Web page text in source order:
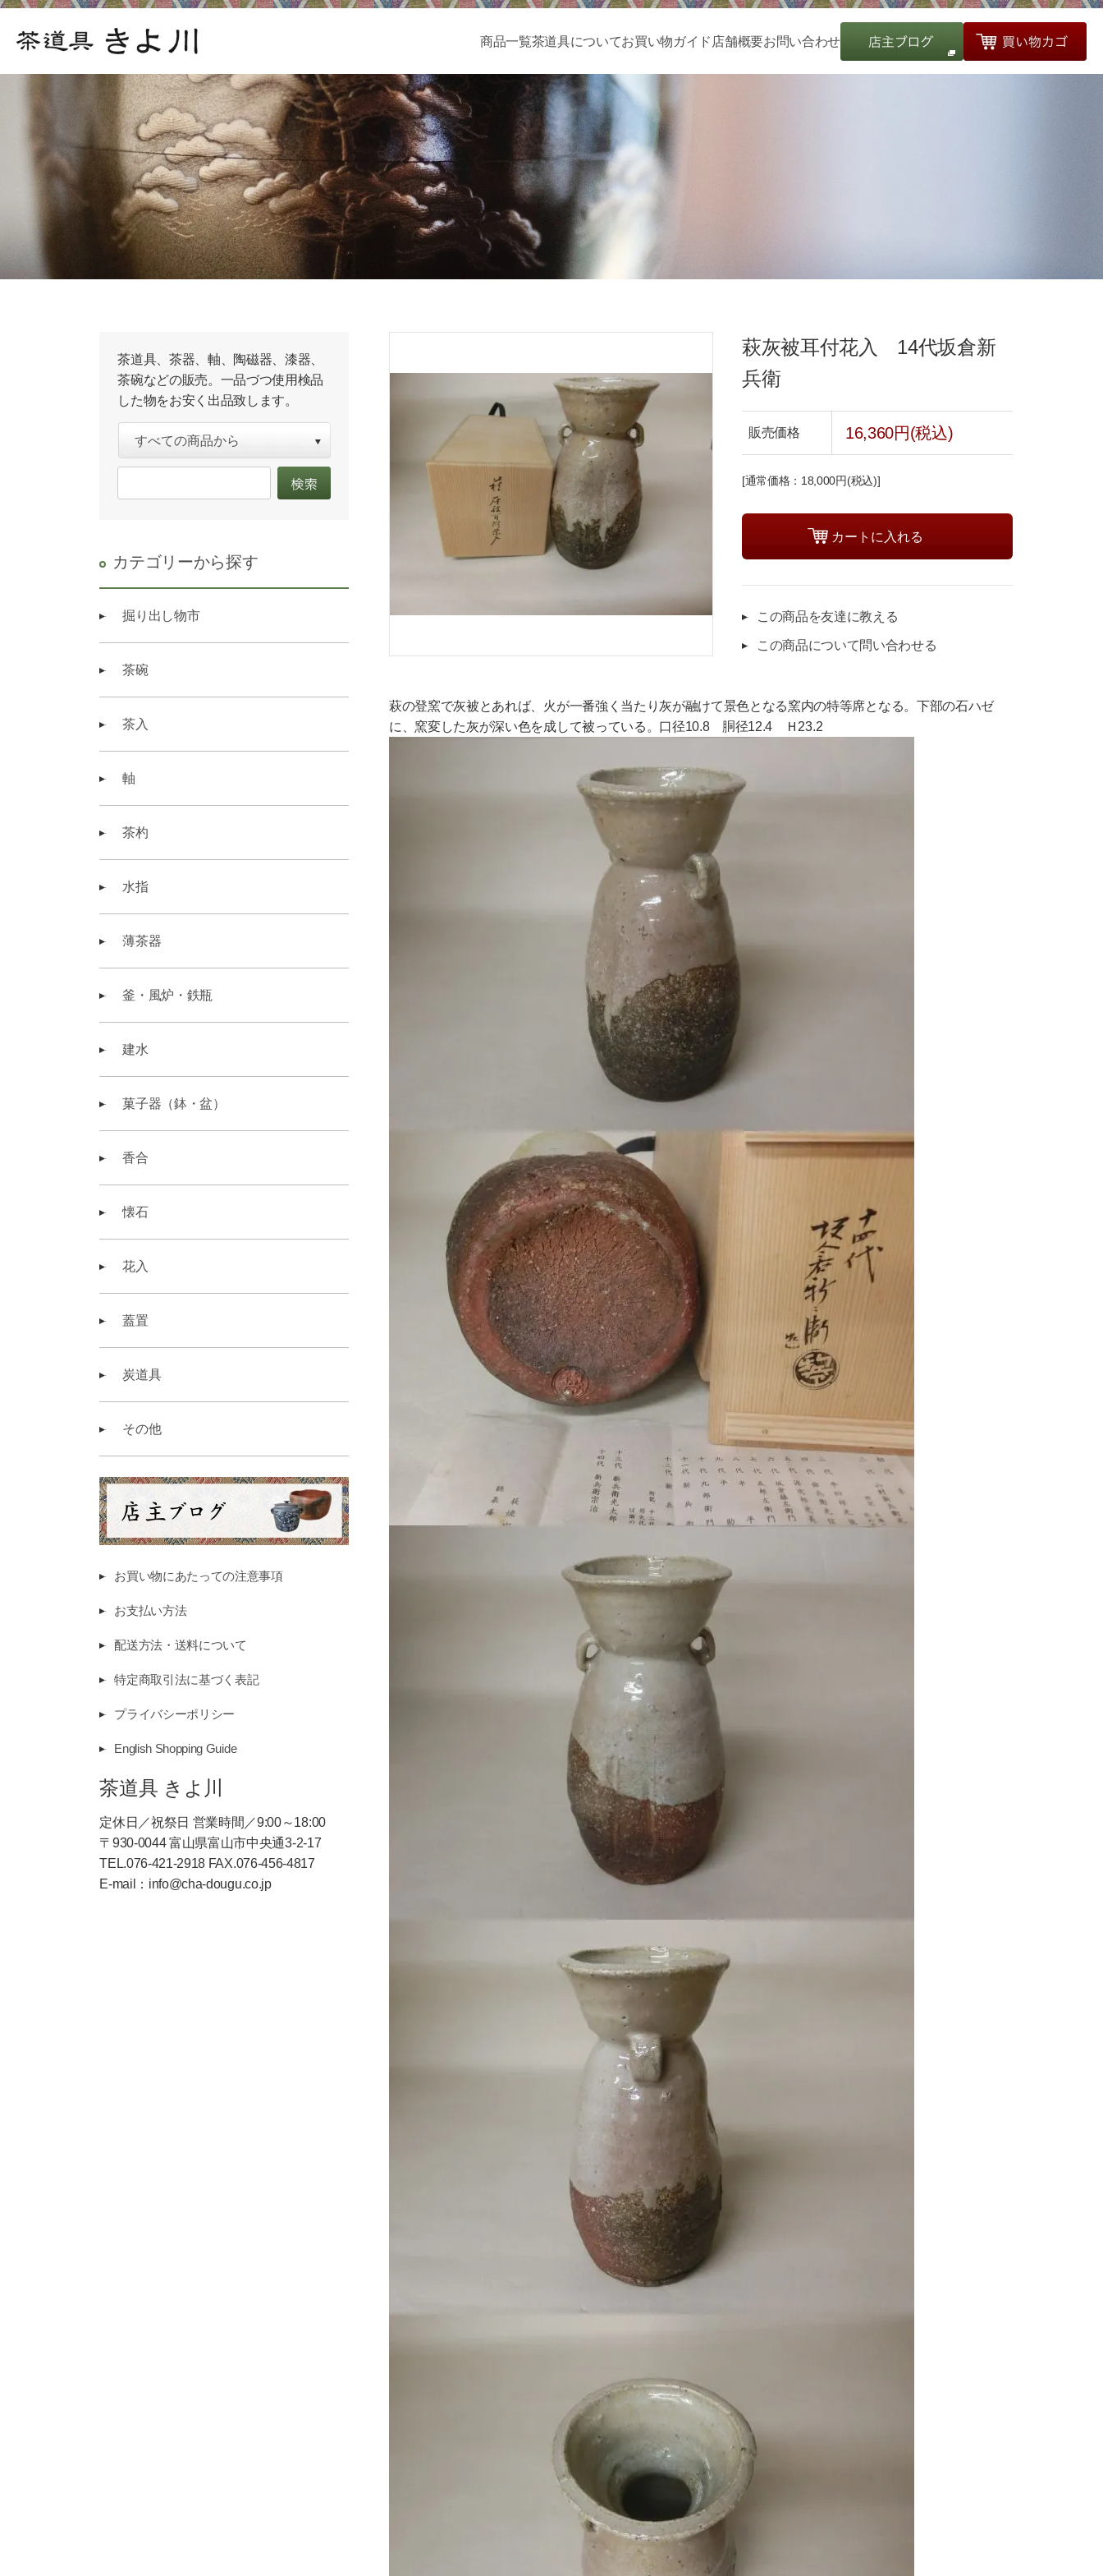
商品一覧茶道具についてお買い物ガイド 店舗概要お問い合わせ
萩灰被耳付花入 14代坂倉新
兵衛
販売価格 16,360円(税込)
[通常価格：18,000円(税込)]
この商品を友達に教える
この商品について問い合わせる
萩の登窯で灰被とあれば、火が一番強く当たり灰が融けて景色となる窯内の特等席となる。下部の石ハゼ
に、窯変した灰が深い色を成して被っている。口径10.8 胴径12.4 Ｈ23.2
茶道具、茶器、軸、陶磁器、漆器、
茶碗などの販売。一品づつ使用検品
した物をお安く出品致します。
カテゴリーから探す
掘り出し物市
茶碗
茶入
軸
茶杓
水指
薄茶器
釜・風炉・鉄瓶
建水
菓子器（鉢・盆）
香合
懐石
花入
蓋置
炭道具
その他
お買い物にあたっての注意事項
お支払い方法
配送方法・送料について
特定商取引法に基づく表記
プライバシーポリシー
English Shopping Guide
茶道具 きよ川
定休日／祝祭日 営業時間／9:00～18:00
〒930-0044 富山県富山市中央通3-2-17
TEL.076-421-2918 FAX.076-456-4817
E-mail：info@cha-dougu.co.jp